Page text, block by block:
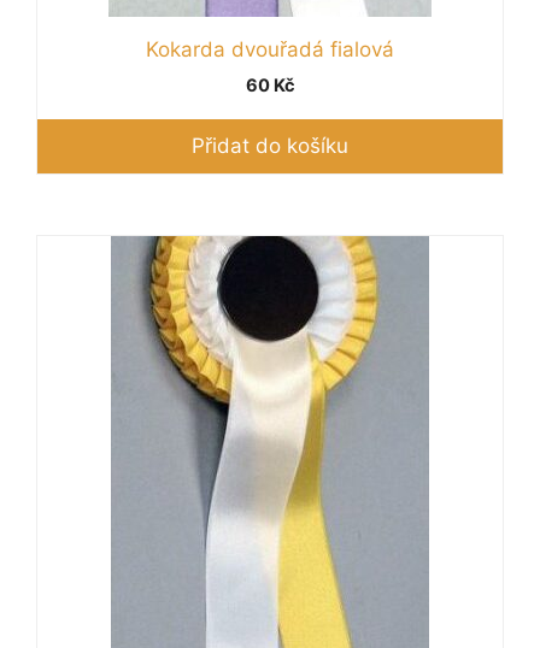
Kokarda dvouřadá fialová
60 Kč
Přidat do košíku